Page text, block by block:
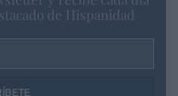
de Hispanidad